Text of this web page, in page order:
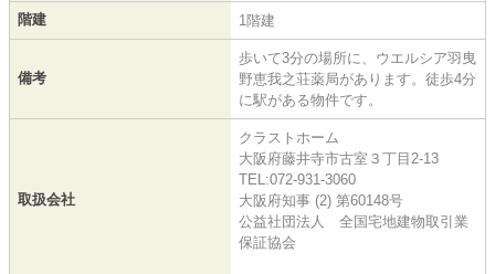
階建 1階建
備考
歩いて3分の場所に、ウエルシア羽曳
野恵我之荘薬局があります。徒歩4分
に駅がある物件です。
取扱会社
クラストホーム
大阪府藤井寺市古室３丁目2-13
TEL:072-931-3060
大阪府知事 (2) 第60148号
公益社団法人 全国宅地建物取引業
保証協会